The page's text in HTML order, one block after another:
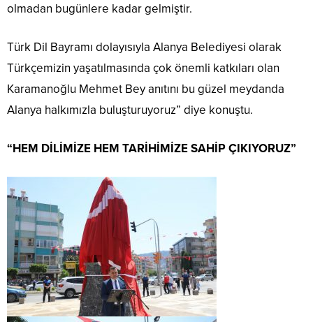
olmadan bugünlere kadar gelmiştir.
Türk Dil Bayramı dolayısıyla Alanya Belediyesi olarak
Türkçemizin yaşatılmasında çok önemli katkıları olan
Karamanoğlu Mehmet Bey anıtını bu güzel meydanda
Alanya halkımızla buluşturuyoruz” diye konuştu.
“HEM DİLİMİZE HEM TARİHİMİZE SAHİP ÇIKIYORUZ”